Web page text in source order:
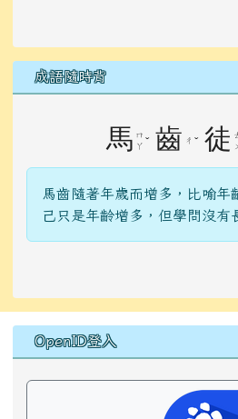
成語隨時背
馬 ㄇ
ㄚ ˇ 齒 ㄔ ˇ 徒
馬齒隨著年歲而增多，比喻年
己只是年齡增多，但學問沒有
右邊區域內容
OpenID登入